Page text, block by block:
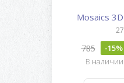
Mosaics
785 -15%
В